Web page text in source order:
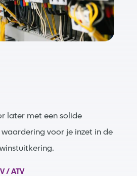
later met een solide
voor je inzet in de
/ ATV